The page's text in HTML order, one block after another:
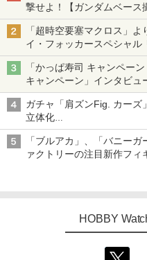
撃せよ！【ガンダムベース
「超時空要塞マクロス」
イ・フォッカースペシャル
「かっぱ寿司 キャンペー
キャンペーン」インタビュ
子どもが楽しめるかっぱ寿
追求
ガチャ「肩ズンFig. カーズ
立体化
ライトニング・マックィー
「ブルアカ」、「バニー
ァクトリーの注目新作フィ
HOBBY